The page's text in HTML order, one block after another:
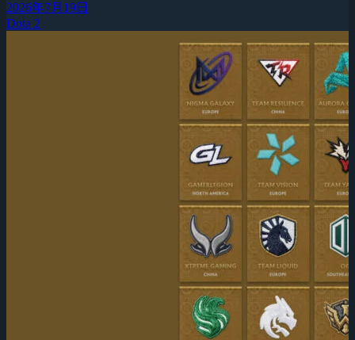
2026年7月19日
Dota 2